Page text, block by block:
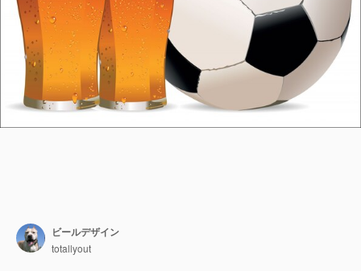
ビールデザイン
totallyout